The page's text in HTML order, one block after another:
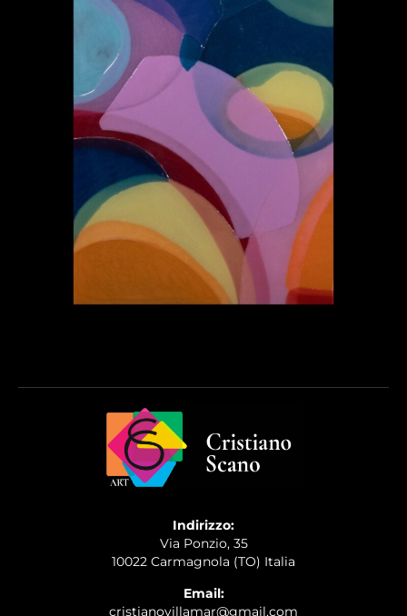
Indirizzo:
Via Ponzio, 35
10022 Carmagnola (TO) Italia
Email:
cristianovillamar@gmail.com